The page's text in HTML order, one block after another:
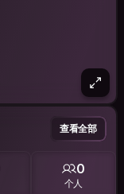
查看全部
0
个人